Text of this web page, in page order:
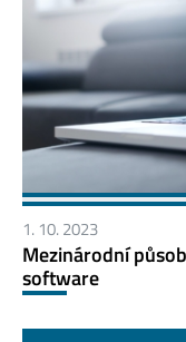
1. 10. 2023
Mezinárodní
software